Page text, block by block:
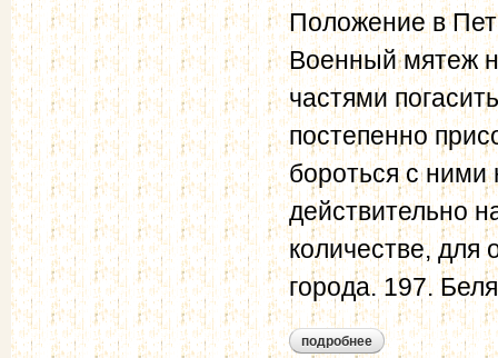
Положение в
Военный мятеж
частями
постепенно
бороться с
действительно
количестве, для
города. 197.
подробнее о телеграмма